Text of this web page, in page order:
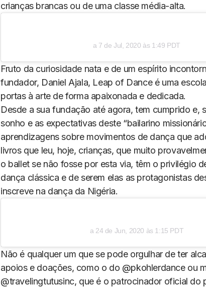
crianças brancas ou de uma classe média-alta.
a 7 de Jul, 2020 às 1:49 PDT
Fruto da curiosidade nata e de um espírito
fundador, Daniel Ajala, Leap of Dance é uma
portas à arte de forma apaixonada e dedicada.
Desde a sua fundação até agora, tem cumprido e,
sonho e as expectativas deste “bailarino
aprendizagens sobre movimentos de dança que
livros que leu, hoje, crianças, que muito
o ballet se não fosse por esta via, têm o privilégio
dança clássica e de serem elas as protagonistas
inscreve na dança da Nigéria.
a 24 de Jun, 2020 às 1:15 PDT
Não é qualquer um que se pode orgulhar de ter
apoios e doações, como o do @pkohlerdance ou
@travelingtutusinc, que é o patrocinador oficial do